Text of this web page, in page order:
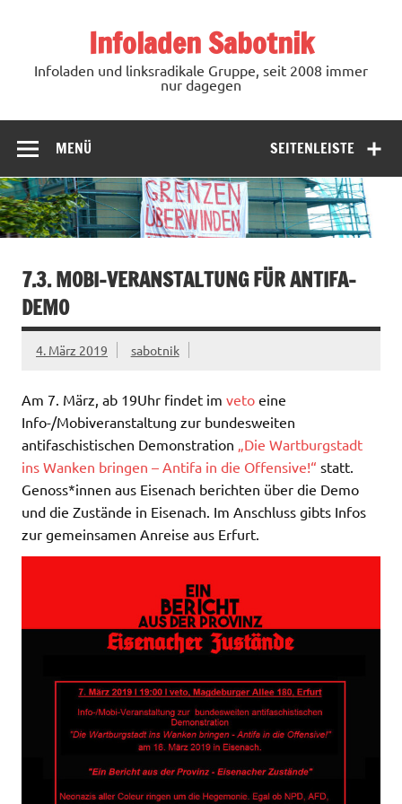
Infoladen Sabotnik
Infoladen und linksradikale Gruppe, seit 2008 immer
nur dagegen
SEITENLEISTE
MENÜ
7.3. MOBI-VERANSTALTUNG FÜR ANTIFA-
DEMO
4. März 2019 sabotnik
Am 7. März, ab 19Uhr findet im veto eine
Info-/Mobiveranstaltung zur bundesweiten
antifaschistischen Demonstration
„Die Wartburgstadt
ins Wanken bringen – Antifa in die Offensive!“ statt.
Genoss*innen aus Eisenach berichten über die Demo
und die Zustände in Eisenach. Im Anschluss gibts Infos
zur gemeinsamen Anreise aus Erfurt.